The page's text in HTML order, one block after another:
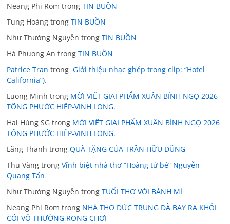
Neang Phi Rom trongTIN BUỒN
Tung Hoàng trongTIN BUỒN
Như Thường Nguyễn trongTIN BUỒN
Hà Phuong An trongTIN BUỒN
Patrice Tran trong Giới thiệu nhạc ghép trong clip: “Hotel
California”).
Luong Minh trong MỜI VIẾT GIAI PHẨM XUÂN BÍNH NGỌ 2026
TỐNG PHƯỚC HIỆP-VINH LONG.
Hai Hùng SG trong MỜI VIẾT GIAI PHẨM XUÂN BÍNH NGỌ 2026
TỐNG PHƯỚC HIỆP-VINH LONG.
Lãng Thanh trongQUÀ TẶNG CỦA TRẦN HỮU DŨNG
Thu Vàng trongVĩnh biệt nhà thơ “Hoàng tử bé” Nguyễn
Quang Tấn
Như Thường Nguyễn trongTUỔI THƠ VỚI BÁNH MÌ
Neang Phi Rom trong NHÀ THƠ ĐỨC TRUNG ĐÃ BAY RA KHỎI
CÕI VÔ THƯỜNG RONG CHƠI